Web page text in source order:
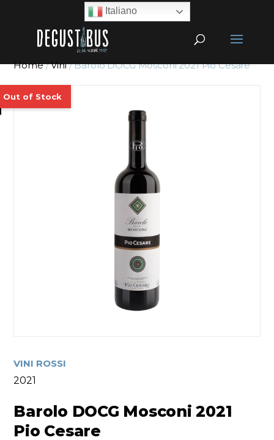
Home/Vini/ Barolo DOCG Mosconi 2021 Pio Cesare
VINI ROSSI
2021
Barolo DOCG Mosconi 2021
Pio Cesare
Italiano